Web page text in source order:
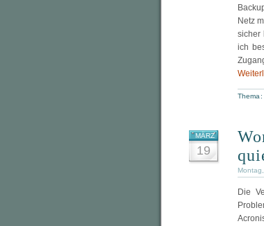
Netz
sicher
ich
Thema:
MÄRZ
19
Die